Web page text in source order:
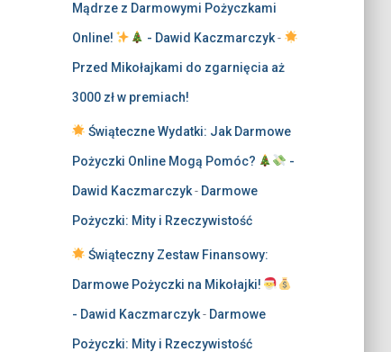
Mądrze z Darmowymi Pożyczkami
Online! - Dawid Kaczmarczyk-
Przed Mikołajkami do zgarnięcia aż
3000 zł w premiach!
Świąteczne Wydatki: Jak Darmowe
Pożyczki Online Mogą Pomóc? -
Dawid Kaczmarczyk- Darmowe
Pożyczki: Mity i Rzeczywistość
Świąteczny Zestaw Finansowy:
Darmowe Pożyczki na Mikołajki!
- Dawid Kaczmarczyk- Darmowe
Pożyczki: Mity i Rzeczywistość